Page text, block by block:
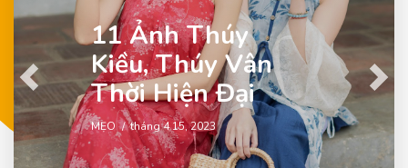
11 Ảnh Thúy
Kiều, Thúy Vân
Thời Hiện Đại
MẸO tháng 4 15, 2023
Previous Next